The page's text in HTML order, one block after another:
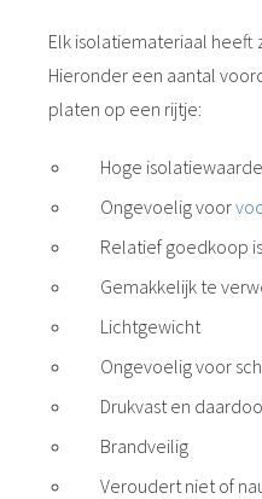
Elk isolatiemateriaal heeft
Hieronder een aantal
platen op een rijtje:
Hoge isolatiewaarde
Ongevoelig voor
Relatief goedkoop
Gemakkelijk te
Lichtgewicht
Ongevoelig voor
Drukvast en
Brandveilig
Veroudert niet of